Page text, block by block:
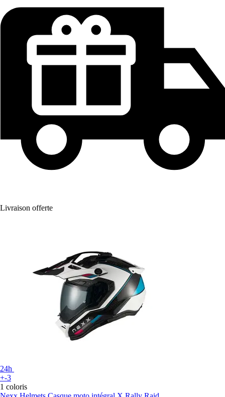
Livraison offerte
24h
+-3
1 coloris